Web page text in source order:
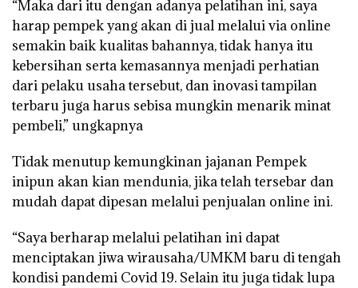
“Maka dari itu dengan adanya pelatihan ini, saya
harap pempek yang akan di jual melalui via online
semakin baik kualitas bahannya, tidak hanya itu
kebersihan serta kemasannya menjadi perhatian
dari pelaku usaha tersebut, dan inovasi tampilan
terbaru juga harus sebisa mungkin menarik minat
pembeli,” ungkapnya
Tidak menutup kemungkinan jajanan Pempek
inipun akan kian mendunia, jika telah tersebar dan
mudah dapat dipesan melalui penjualan online ini.
“Saya berharap melalui pelatihan ini dapat
menciptakan jiwa wirausaha/UMKM baru di tengah
kondisi pandemi Covid 19. Selain itu juga tidak lupa